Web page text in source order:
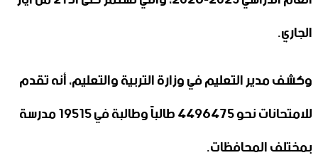
الجاري.‏
وكشف مدير التعليم في وزارة التربية والتعليم، أنه تقدم
للامتحانات نحو 4496475 طالباً وطالبة في ‌‏19515 مدرسة
بمختلف المحافظات.